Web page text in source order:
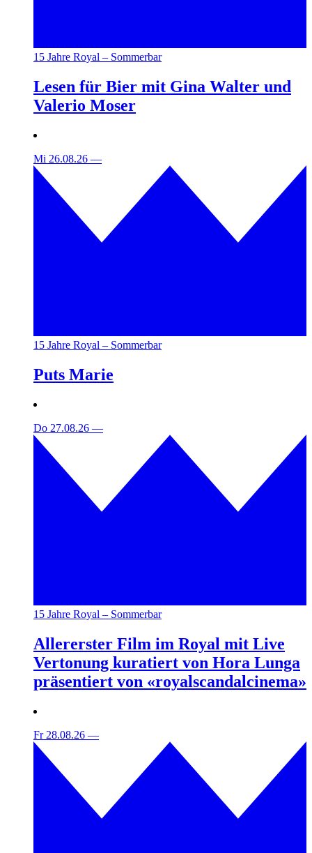
15 Jahre Royal – Sommerbar
Lesen für Bier mit Gina Walter und
Valerio Moser
Mi 26.08.26 —
15 Jahre Royal – Sommerbar
Puts Marie
Do 27.08.26 —
15 Jahre Royal – Sommerbar
Allererster Film im Royal mit Live
Vertonung kuratiert von Hora Lunga
präsentiert von «royalscandalcinema»
Fr 28.08.26 —